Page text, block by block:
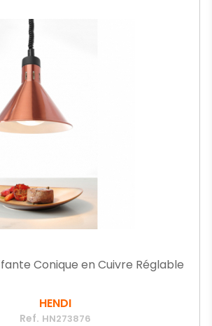
Conique en Cuivre Réglable
HENDI
Ref. HN273876